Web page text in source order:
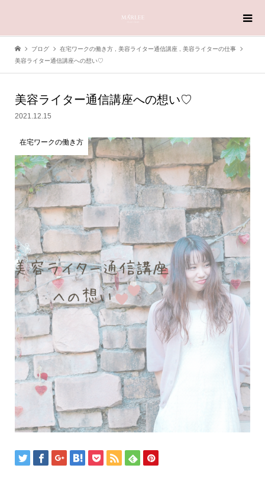
ブログ 在宅ワークの働き方 美容ライター通信講座
美容ライターの仕事
美容ライター通信講座への想い♡
美容ライター通信講座への想い♡
2021.12.15
在宅ワークの働き方